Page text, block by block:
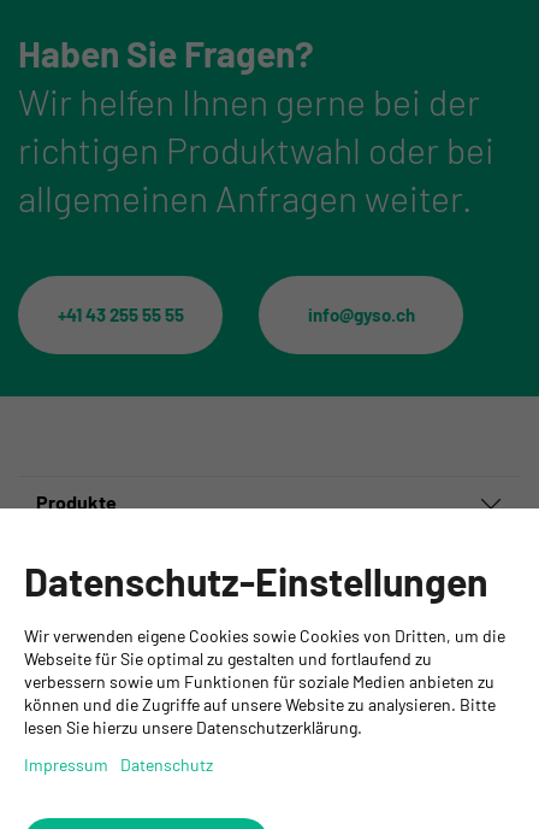
Haben Sie Fragen?
Wir helfen Ihnen gerne bei der
richtigen Produktwahl oder bei
allgemeinen Anfragen weiter.
+41 43 255 55 55 info@gyso.ch
Produkte
GYSO AG
Hauptsitz Kloten
Steinackerstrasse 34
8302 Kloten
+ 41 43 255 55 55
www.gyso.ch
Datenschutz-Einstellungen
Wir verwenden eigene Cookies sowie Cookies von Dritten, um die
Webseite für Sie optimal zu gestalten und fortlaufend zu
verbessern sowie um Funktionen für soziale Medien anbieten zu
können und die Zugriffe auf unsere Website zu analysieren. Bitte
lesen Sie hierzu unsere Datenschutzerklärung.
Impressum
Datenschutz